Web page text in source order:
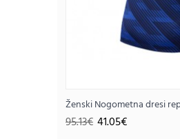
SALE
Ženski Nogometna dresi
95.13€ 41.05€